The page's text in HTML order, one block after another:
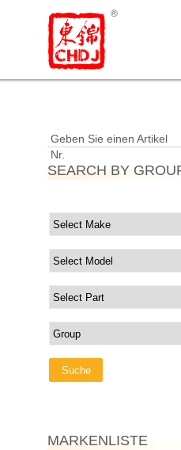
Geben Sie einen Artikel
Nr.
SEARCH BY
MARKENLISTE